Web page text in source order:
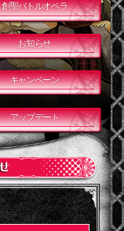
創聖バトルオペラ
お知らせ
キャンペーン
アップデート